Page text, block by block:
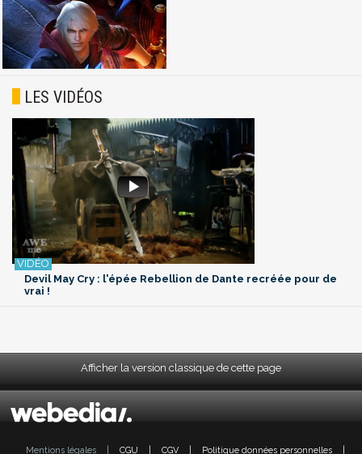
LES VIDÉOS
Devil May Cry : l'épée Rebellion de Dante recréée pour de
vrai !
Afficher la version classique de cette page
Mentions légales CGU CGV Politique données personnelles